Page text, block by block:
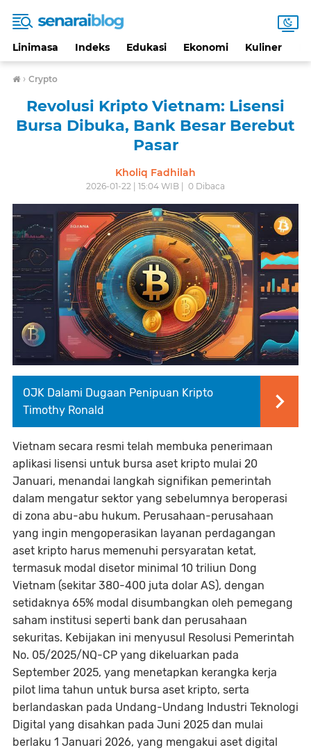
Linimasa Indeks Edukasi Ekonomi Kuliner
› Crypto
Revolusi Kripto Vietnam: Lisensi
Bursa Dibuka, Bank Besar Berebut
Pasar
Kholiq Fadhilah
2026-01-22 | 15:04 WIB | 0 Dibaca
OJK Dalami Dugaan Penipuan Kripto
Timothy Ronald
Vietnam secara resmi telah membuka penerimaan
aplikasi lisensi untuk bursa aset kripto mulai 20
Januari, menandai langkah signifikan pemerintah
dalam mengatur sektor yang sebelumnya beroperasi
di zona abu-abu hukum. Perusahaan-perusahaan
yang ingin mengoperasikan layanan perdagangan
aset kripto harus memenuhi persyaratan ketat,
termasuk modal disetor minimal 10 triliun Dong
Vietnam (sekitar 380-400 juta dolar AS), dengan
setidaknya 65% modal disumbangkan oleh pemegang
saham institusi seperti bank dan perusahaan
sekuritas. Kebijakan ini menyusul Resolusi Pemerintah
No. 05/2025/NQ-CP yang dikeluarkan pada
September 2025, yang menetapkan kerangka kerja
pilot lima tahun untuk bursa aset kripto, serta
berlandaskan pada Undang-Undang Industri Teknologi
Digital yang disahkan pada Juni 2025 dan mulai
berlaku 1 Januari 2026, yang mengakui aset digital